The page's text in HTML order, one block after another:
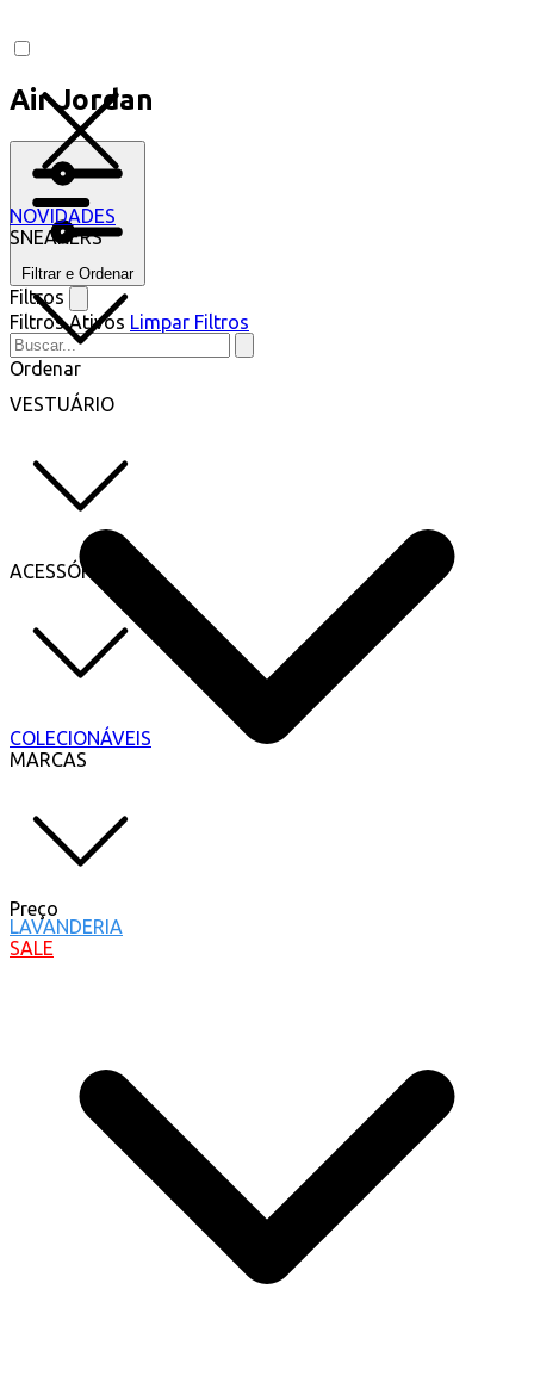
NOVIDADES
SNEAKERS
VESTUÁRIO
ACESSÓRIOS
COLECIONÁVEIS
MARCAS
LAVANDERIA
SALE
Air Jordan
Filtrar e Ordenar
Filtros
Filtros Ativos Limpar Filtros
Ordenar
Preço